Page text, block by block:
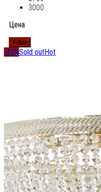
3000
Цена
Filter
-45%Sold outHot